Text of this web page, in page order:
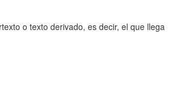
o texto derivado, es decir, el que llega